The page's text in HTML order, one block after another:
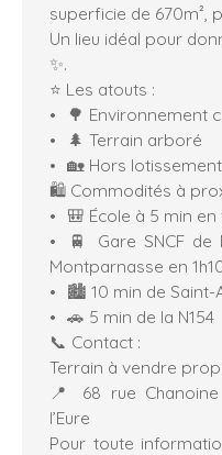
superficie de 670m²,
Un lieu idéal pour
✨.
⭐ Les atouts :
🌳 Environnement
🌲 Terrain arboré
🏡 Hors lotissement
🛍️ Commodités à
🎒 École à 5 min
🚆 Gare SNCF
Montparnasse en
🏙️ 10 min de Saint-
🚗 5 min de la N154
📞 Contact :
Terrain à vendre
📍 68 rue
l’Eure
Pour toute